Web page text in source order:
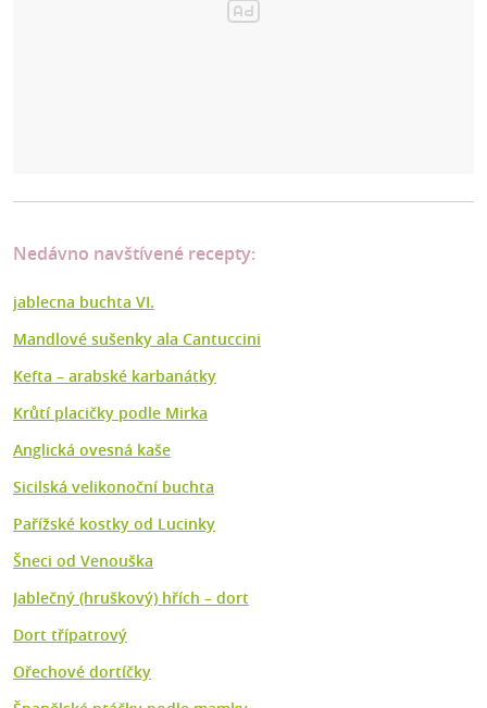
Nedávno navštívené recepty:
jablecna buchta VI.
Mandlové sušenky ala Cantuccini
Kefta –⁠ arabské karbanátky
Krůtí placičky podle Mirka
Anglická ovesná kaše
Sicilská velikonoční buchta
Pařížské kostky od Lucinky
Šneci od Venouška
Jablečný (hruškový) hřích – dort
Dort třípatrový
Ořechové dortíčky